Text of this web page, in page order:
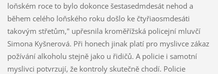
loňském roce to bylo dokonce šestasedmdesát nehod a
během celého loňského roku došlo ke čtyřiaosmdesáti
takovým střetům," upřesnila kroměřížská policejní mluvčí
Simona Kyšnerová. Při honech jinak platí pro myslivce zákaz
požívání alkoholu stejně jako u řidičů. A policie i samotní
myslivci potvrzují, že kontroly skutečně chodí. Policie